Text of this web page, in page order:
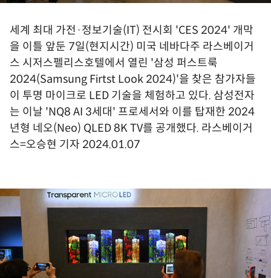
세계 최대 가전·정보기술(IT) 전시회 'CES 2024' 개막
을 이틀 앞둔 7일(현지시간) 미국 네바다주 라스베이거
스 시저스펠리스호텔에서 열린 '삼성 퍼스트룩
2024(Samsung Firtst Look 2024)'을 찾은 참가자들
이 투명 마이크로 LED 기술을 체험하고 있다. 삼성전자
는 이날 'NQ8 AI 3세대' 프로세서와 이를 탑재한 2024
년형 네오(Neo) QLED 8K TV를 공개했다. 라스베이거
스=오승현 기자 2024.01.07